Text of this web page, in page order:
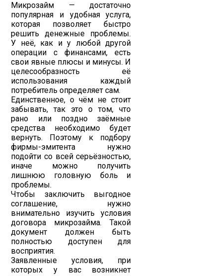
Микрозайм — достаточно
популярная и удобная услуга,
которая позволяет быстро
решить денежные проблемы.
У неё, как и у любой другой
операции с финансами, есть
свои явные плюсы и минусы. И
целесообразность её
использования каждый
потребитель определяет сам.
Единственное, о чём не стоит
забывать, так это о том, что
рано или поздно заёмные
средства необходимо будет
вернуть. Поэтому к подбору
фирмы-эмитента нужно
подойти со всей серьёзностью,
иначе можно получить
лишнюю головную боль и
проблемы.
Чтобы заключить выгодное
соглашение, нужно
внимательно изучить условия
договора микрозайма. Такой
документ должен быть
полностью доступен для
восприятия.
Заявленные условия, при
которых у вас возникнет